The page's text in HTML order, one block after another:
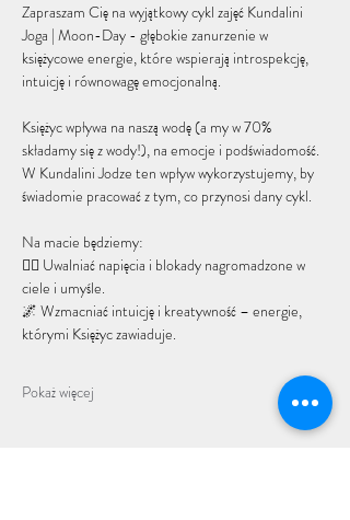
Zapraszam Cię na wyjątkowy cykl zajęć Kundalini
Joga | Moon-Day - głębokie zanurzenie w
księżycowe energie, które wspierają introspekcję,
intuicję i równowagę emocjonalną.
Księżyc wpływa na naszą wodę (a my w 70%
składamy się z wody!), na emocje i podświadomość.
W Kundalini Jodze ten wpływ wykorzystujemy, by
świadomie pracować z tym, co przynosi dany cykl.
Na macie będziemy:
🧘‍♀️ Uwalniać napięcia i blokady nagromadzone w
ciele i umyśle.
🌌 Wzmacniać intuicję i kreatywność – energie,
którymi Księżyc zawiaduje.
Pokaż więcej